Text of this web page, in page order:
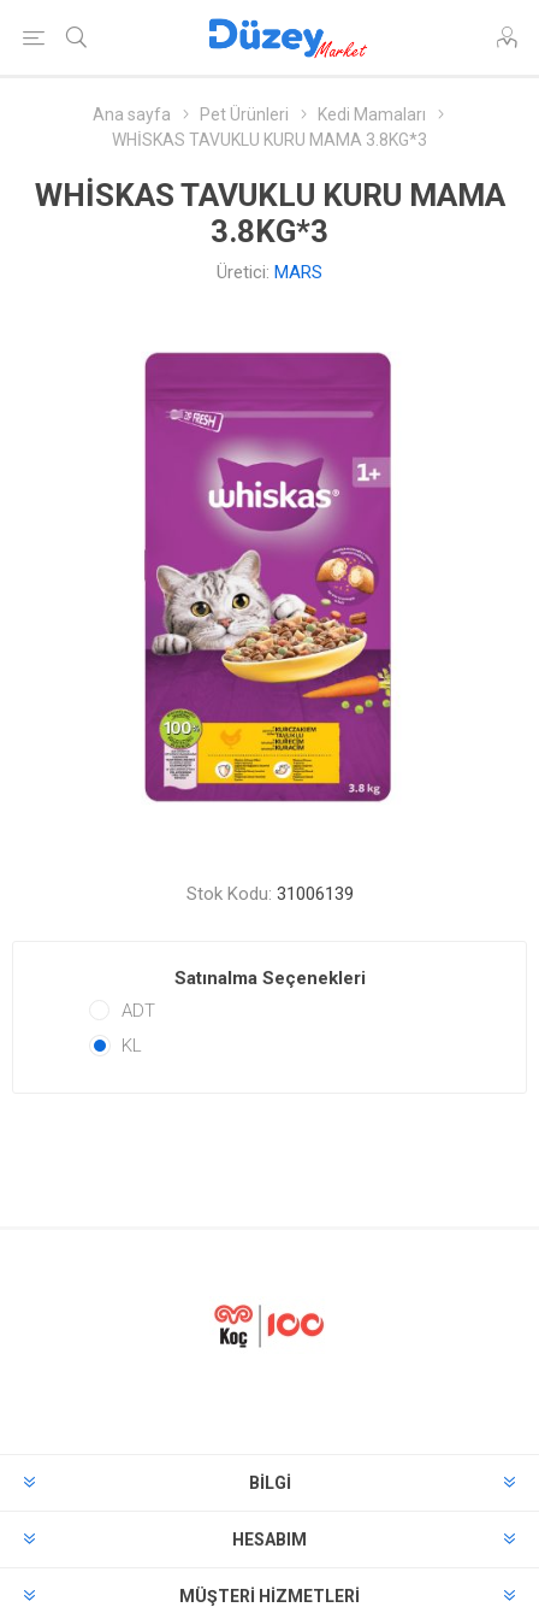
Ana sayfa Pet Ürünleri
Kedi Mamaları
WHİSKAS TAVUKLU KURU MAMA 3.8KG*3
WHİSKAS TAVUKLU KURU MAMA
3.8KG*3
Üretici: MARS
Stok Kodu: 31006139
Satınalma Seçenekleri
ADT
KL
BILGI
HESABIM
MÜŞTERI HIZMETLERI